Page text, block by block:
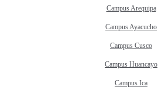
Campus Arequipa
Campus Ayacucho
Campus Cusco
Campus Huancayo
Campus Ica